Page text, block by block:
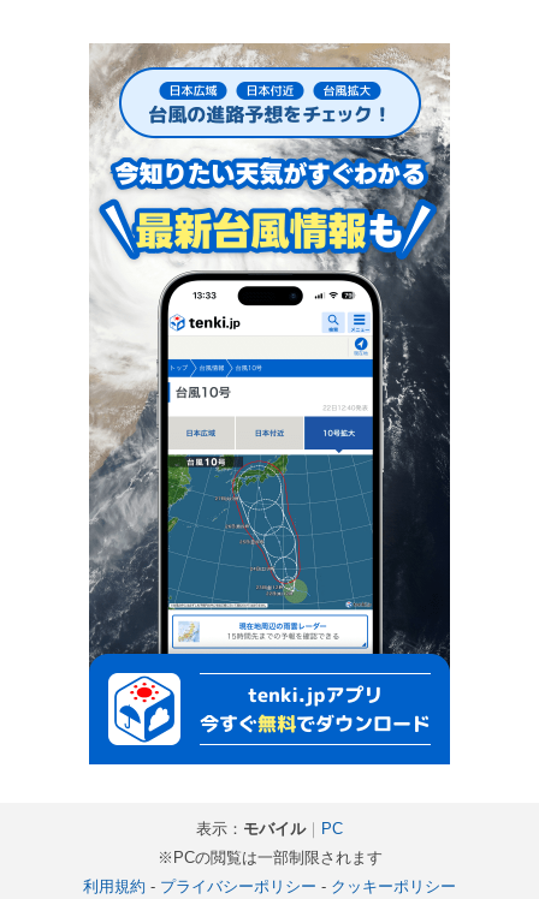
表示： モバイル｜
PC
※PCの閲覧は一部制限されます
利用規約 - プライバシーポリシー - クッキーポリシー